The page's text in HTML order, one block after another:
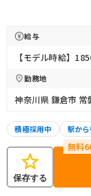
給与
【モデル時給】
勤務地
神奈川県 鎌倉市 常
積極採用中 駅か
star
保存する